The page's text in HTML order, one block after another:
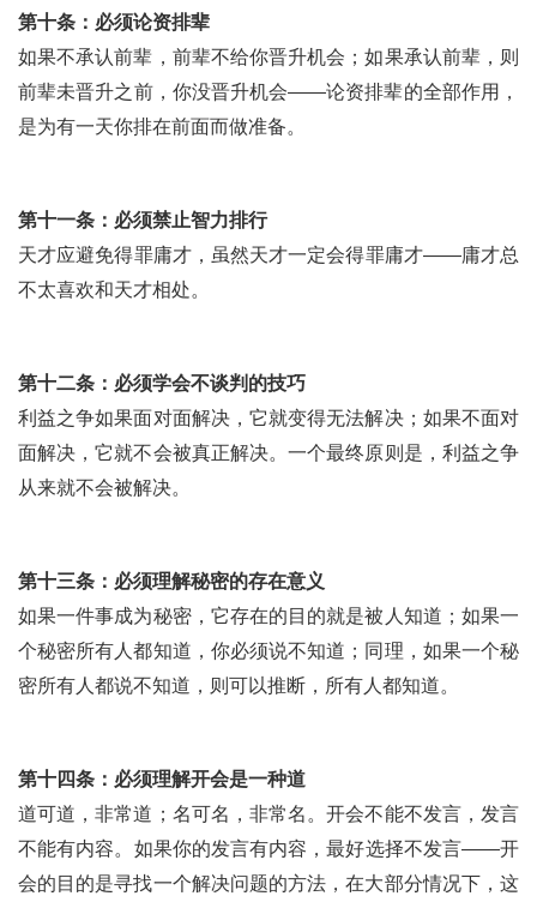
第十条：必须论资排辈
如果不承认前辈，前辈不给你晋升机会；如果承认前辈，则
前辈未晋升之前，你没晋升机会——论资排辈的全部作用，
是为有一天你排在前面而做准备。
第十一条：必须禁止智力排行
天才应避免得罪庸才，虽然天才一定会得罪庸才——庸才总
不太喜欢和天才相处。
第十二条：必须学会不谈判的技巧
利益之争如果面对面解决，它就变得无法解决；如果不面对
面解决，它就不会被真正解决。一个最终原则是，利益之争
从来就不会被解决。
第十三条：必须理解秘密的存在意义
如果一件事成为秘密，它存在的目的就是被人知道；如果一
个秘密所有人都知道，你必须说不知道；同理，如果一个秘
密所有人都说不知道，则可以推断，所有人都知道。
第十四条：必须理解开会是一种道
道可道，非常道；名可名，非常名。开会不能不发言，发言
不能有内容。如果你的发言有内容，最好选择不发言——开
会的目的是寻找一个解决问题的方法，在大部分情况下，这